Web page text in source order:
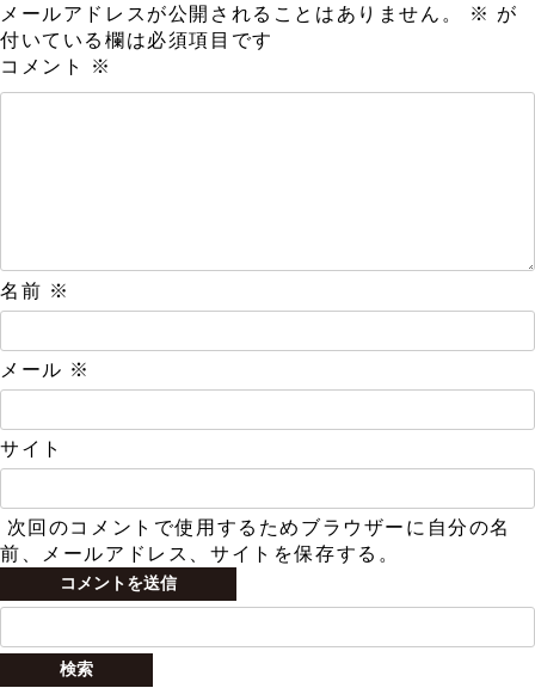
メールアドレスが公開されることはありません。 ※ が
付いている欄は必須項目です
コメント
※
名前 ※
メール ※
サイト
次回のコメントで使用するためブラウザーに自分の名
前、メールアドレス、サイトを保存する。
検